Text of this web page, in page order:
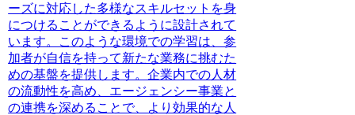
ーズに対応した多様なスキルセットを身
につけることができるように設計されて
います。このような環境での学習は、参
加者が自信を持って新たな業務に挑むた
めの基盤を提供します。企業内での人材
の流動性を高め、エージェンシー事業と
の連携を深めることで、より効果的な人